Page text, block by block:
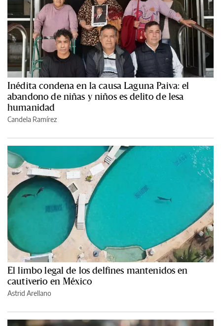
Inédita condena en la causa Laguna Paiva: el
abandono de niñas y niños es delito de lesa
humanidad
Candela Ramírez
El limbo legal de los delfines mantenidos en
cautiverio en México
Astrid Arellano